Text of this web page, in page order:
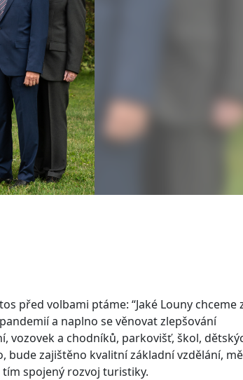
před volbami ptáme: “Jaké Louny chceme
a naplno se věnovat zlepšování
a chodníků, parkovišť, škol,
bude zajištěno kvalitní základní vzdělání,
spojený rozvoj turistiky.